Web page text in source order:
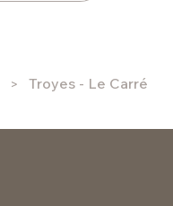
Troyes - Le Carré